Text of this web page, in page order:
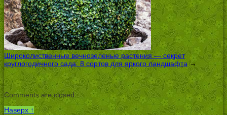
Широколиственные вечнозеленые растения — секрет
круглогодичного сада: 8 сортов для яркого ландшафта→
Comments are closed.
Наверх ↑